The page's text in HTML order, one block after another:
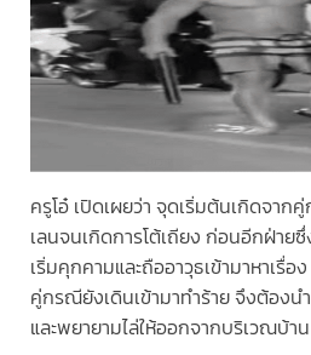
ครูโอ๋ เปิดเผยว่า จุดเริ่มต้นเกิดจา
เลนจนเกิดการโต้เถียง ก่อนอีกฝ่าย
เริ่มคุกคามและถืออาวุธเข้ามาหาเรื่
คู่กรณียังเดินเข้ามาทำร้าย จึงต้อง
และพยายามไล่ให้ออกจากบริเวณบ้าน